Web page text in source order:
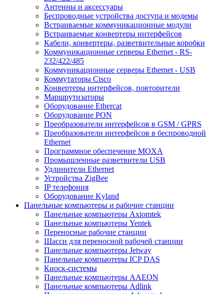
Антенны и аксессуары
Беспроводные устройства доступа и модемы
Встраиваемые коммуникационные модули
Встраиваемые конвертеры интерфейсов
Кабели, конвертеры, разветвительные коробки
Коммуникационные серверы Ethernet - RS-
232/422/485
Коммуникационные серверы Ethernet - USB
Коммутаторы Cisco
Конвертеры интерфейсов, повторители
Маршрутизаторы
Оборудование Ethercat
Оборудование PON
Преобразователи интерфейсов в GSM / GPRS
Преобразователи интерфейсов в беспроводной
Ethernet
Программное обеспечение MOXA
Промышленные разветвители USB
Удлинители Ethernet
Устройства ZigBee
IP телефония
Оборудование Kyland
Панельные компьютеры и рабочие станции
Панельные компьютеры Axiomtek
Панельные компьютеры Yentek
Переносные рабочие станции
Шасси для переносной рабочей станции
Панельные компьютеры Jetway
Панельные компьютеры ICP DAS
Киоск-системы
Панельные компьютеры AAEON
Панельные компьютеры Adlink